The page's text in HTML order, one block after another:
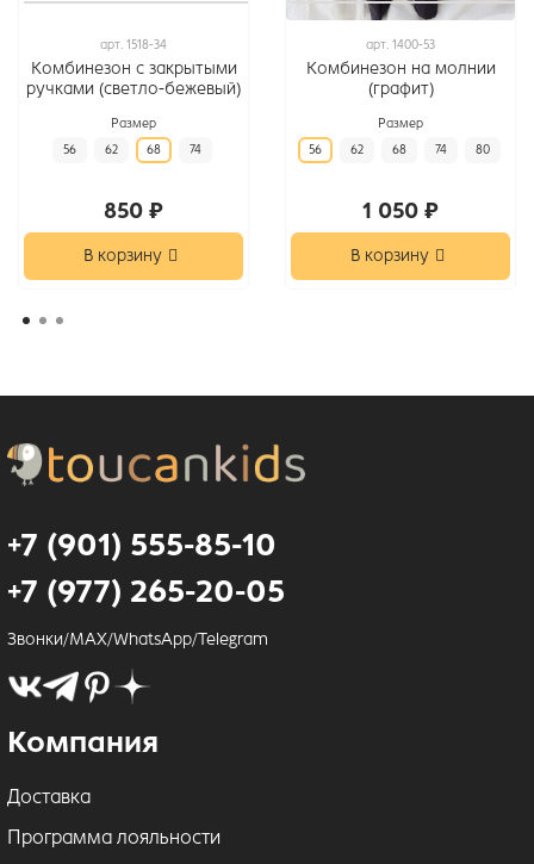
арт. 1518-34
Комбинезон с закрытыми
ручками (светло-бежевый)
Размер
56 62 68 74
850 ₽
В корзину
арт. 1400-53
Комбинезон на молнии
(графит)
Размер
56 62 68 74 80
1 050 ₽
В корзину
+7 (901) 555-85-10
+7 (977) 265-20-05
Звонки/MAX/WhatsApp/Telegram
Компания
Доставка
Программа лояльности